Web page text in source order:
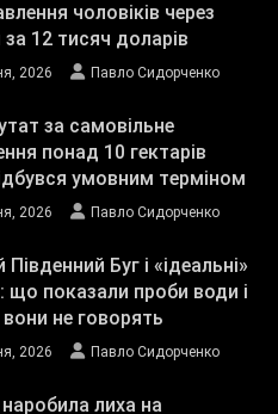
чоловіків через
12 тисяч доларів
2026 Павло Сидорченко
за самовільне
понад 10 гектарів
умовним терміном
2026 Павло Сидорченко
Південний Буг і «ідеальні»
що показали проби води і
не говорять
2026 Павло Сидорченко
лиха на